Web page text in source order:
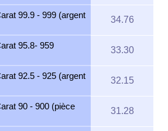
99.9 - 999 (argent
34.76
95.8- 959
33.30
92.5 - 925 (argent
32.15
90 - 900 (pièce
31.28